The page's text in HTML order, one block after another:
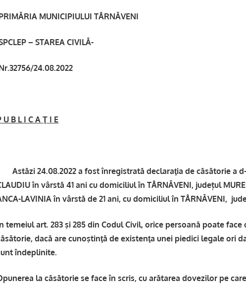
MUNICIPIULUI TÂRNĂVENI
– STAREA CIVILĂ-
24.08.2022
U B L I C A Ţ I E
Astăzi 24.08.2022 a fost înregistrată declaraţia de căsătorie a d-
în vârstă 41 ani cu domiciliul în TÂRNĂVENI, județul
LAVINIA în vârstă de 21 ani, cu domiciliul în TÂRNĂVENI,
temeiul art. 283 şi 285 din Codul Civil, orice persoană poate face
dacă are cunoştinţă de existenţa unei piedici legale ori
îndeplinite.
la căsătorie se face în scris, cu arătarea dovezilor pe